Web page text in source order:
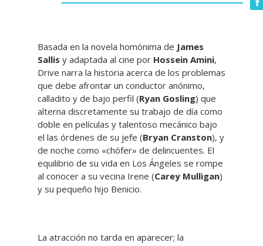
Basada en la novela homónima de James
Sallis y adaptada al cine por Hossein Amini,
Drive narra la historia acerca de los problemas
que debe afrontar un conductor anónimo,
calladito y de bajo perfil (Ryan Gosling) que
alterna discretamente su trabajo de día como
doble en películas y talentoso mecánico bajo
el las órdenes de su jefe (Bryan Cranston), y
de noche como «chófer» de delincuentes. El
equilibrio de su vida en Los Ángeles se rompe
al conocer a su vecina Irene (Carey Mulligan)
y su pequeño hijo Benicio.
La atracción no tarda en aparecer; la